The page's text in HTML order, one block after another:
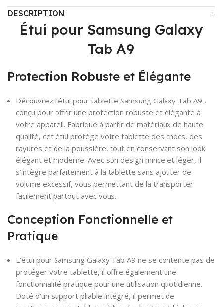
DESCRIPTION
Étui pour Samsung Galaxy
Tab A9
Protection Robuste et Élégante
Découvrez l’étui pour tablette Samsung Galaxy Tab A9 ,
conçu pour offrir une protection robuste et élégante à
votre appareil. Fabriqué à partir de matériaux de haute
qualité, cet étui protège votre tablette des chocs, des
rayures et de la poussière, tout en conservant son look
élégant et moderne. Avec son design mince et léger, il
s’intègre parfaitement à la tablette sans ajouter de
volume excessif, vous permettant de la transporter
facilement partout avec vous.
Conception Fonctionnelle et
Pratique
L’étui pour Samsung Galaxy Tab A9 ne se contente pas de
protéger votre tablette, il offre également une
fonctionnalité pratique pour une utilisation quotidienne.
Doté d’un support pliable intégré, il permet de